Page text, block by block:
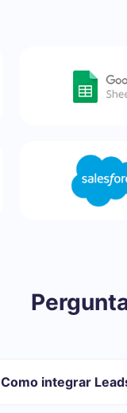
Como integrar